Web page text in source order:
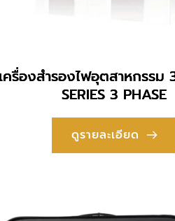
เครื่องสำรองไฟอุตสาหกรรม
SERIES 3 PHASE
ดูรายละเอียด